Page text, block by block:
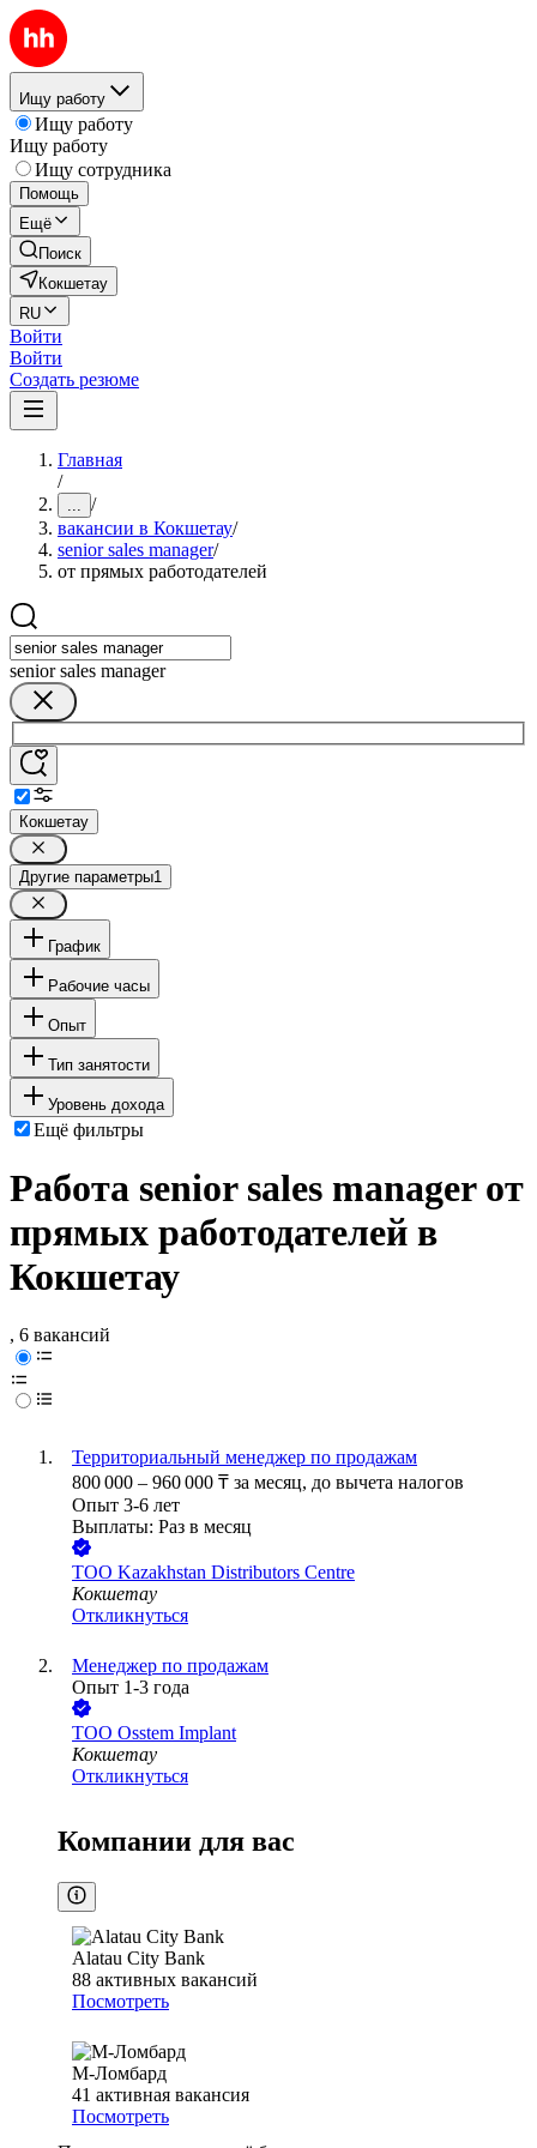
Ищу работу
Ищу работу
Ищу работу
Ищу сотрудника
Помощь
Ещё
Поиск
Кокшетау
RU
Войти
Войти
Создать резюме
Главная
/
... /
вакансии в Кокшетау/
senior sales manager/
от прямых работодателей
senior sales manager
Кокшетау
Другие параметры1
График
Рабочие часы
Опыт
Тип занятости
Уровень дохода
Ещё фильтры
Работа senior sales manager от
прямых работодателей в
Кокшетау
, 6 вакансий
Территориальный менеджер по продажам
800 000 – 960 000 ₸ за месяц, до вычета налогов
Опыт 3-6 лет
Выплаты: Раз в месяц
ТОО Kazakhstan Distributors Centre
Кокшетау
Откликнуться
Менеджер по продажам
Опыт 1-3 года
ТОО Osstem Implant
Кокшетау
Откликнуться
Компании для вас
Alatau City Bank
88 активных вакансий
Посмотреть
М-Ломбард
41 активная вакансия
Посмотреть